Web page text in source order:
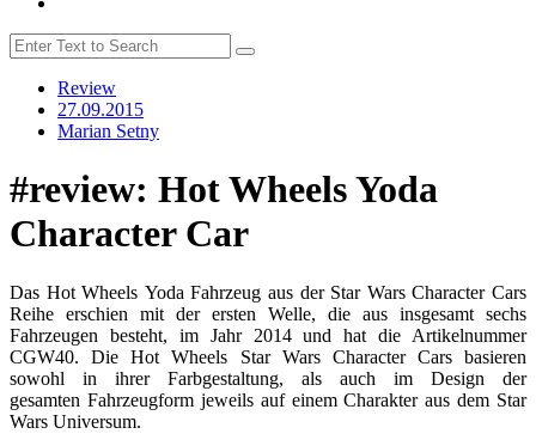
Review
27.09.2015
Marian Setny
#review: Hot Wheels Yoda
Character Car
Das Hot Wheels Yoda Fahrzeug aus der Star Wars Character Cars
Reihe erschien mit der ersten Welle, die aus insgesamt sechs
Fahrzeugen besteht, im Jahr 2014 und hat die Artikelnummer
CGW40. Die Hot Wheels Star Wars Character Cars basieren
sowohl in ihrer Farbgestaltung, als auch im Design der
gesamten Fahrzeugform jeweils auf einem Charakter aus dem Star
Wars Universum.